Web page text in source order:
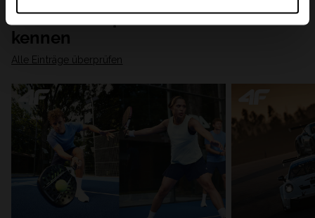
Lernen Sie Sport von Grund auf
kennen
Alle Einträge überprüfen